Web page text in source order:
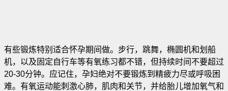
有些锻炼特别适合怀孕期间做。步行，跳舞，椭圆机和划船
机，以及固定自行车等有氧练习都不错，但持续时间不要超过
20-30分钟。应记住，孕妇绝对不要锻炼到精疲力尽或呼吸困
难。有氧运动能刺激心肺，肌肉和关节，并给胎儿增加氧气和